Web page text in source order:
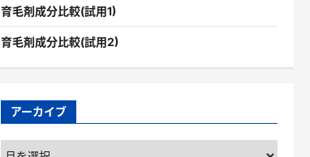
育毛剤成分比較(試用1)
育毛剤成分比較(試用2)
アーカイブ
ア